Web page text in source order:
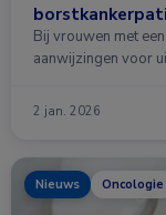
Bij vrouwen met
aanwijzingen voor
2 jan. 2026
Nieuws Oncologie